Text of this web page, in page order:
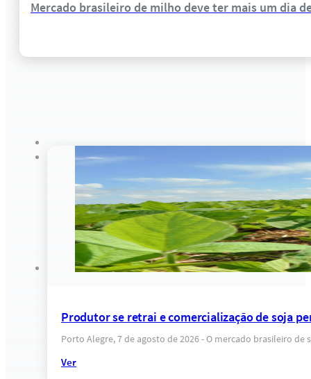
Mercado brasileiro de milho deve ter mais um dia
Produtor se retrai e comercialização de soja
Porto Alegre, 7 de agosto de 2026 - O mercado brasileiro
Ver